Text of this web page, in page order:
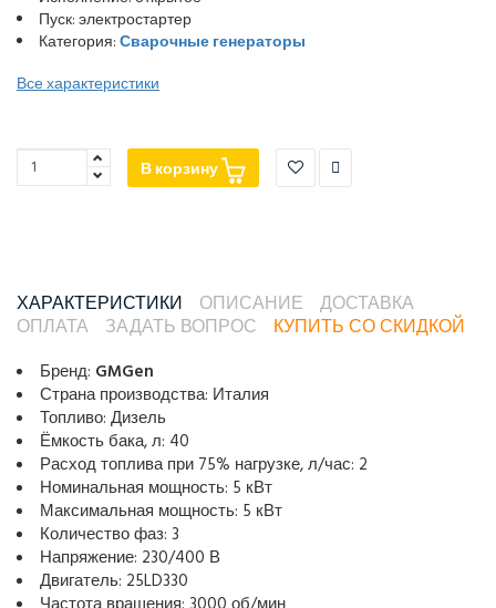
Пуск: электростартер
Категория:Сварочные генераторы
Все характеристики
В корзину
ХАРАКТЕРИСТИКИ ОПИСАНИЕ
ДОСТАВКА
ОПЛАТА
ЗАДАТЬ ВОПРОС КУПИТЬ СО СКИДКОЙ
Бренд: GMGen
Страна производства: Италия
Топливо: Дизель
Ёмкость бака, л: 40
Расход топлива при 75% нагрузке, л/час: 2
Номинальная мощность: 5 кВт
Максимальная мощность: 5 кВт
Количество фаз: 3
Напряжение: 230/400 В
Двигатель: 25LD330